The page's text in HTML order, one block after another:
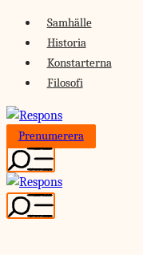
Skip
content
Samhälle
Historia
Konstarterna
Filosofi
Prenumerera